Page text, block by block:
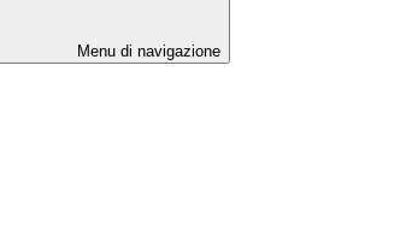
Menu di navigazione